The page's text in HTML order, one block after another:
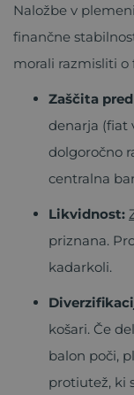
Naložbe v
finančne
morali razmisliti
Zaščita
denarja (fiat
dolgoročno
centralna
Likvidnost:
priznana.
kadarkoli.
košari. Če
balon poči,
protiutež, ki